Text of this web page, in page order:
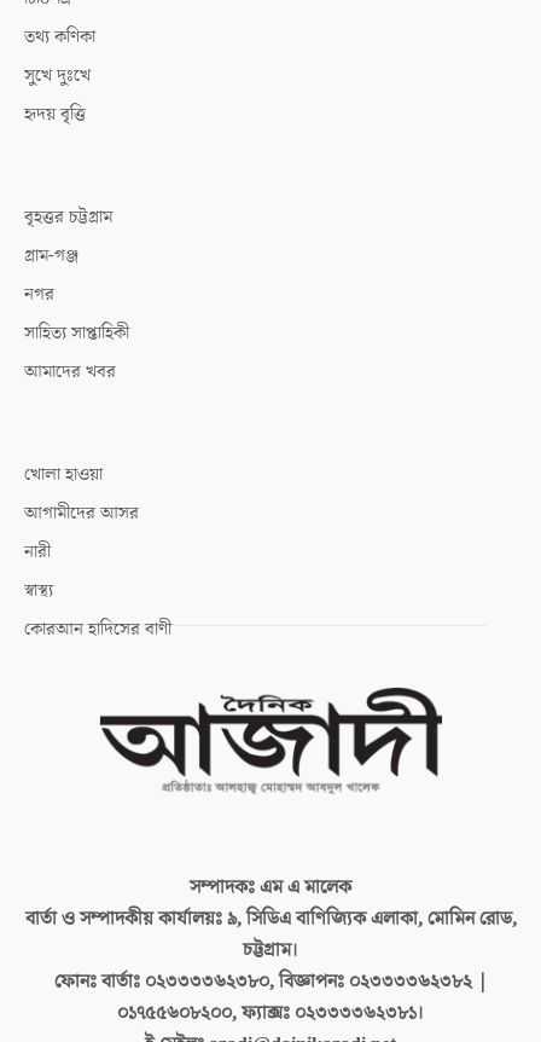
তথ্য কণিকা
সুখে দুঃখে
হৃদয় বৃত্তি
বৃহত্তর চট্টগ্রাম
গ্রাম-গঞ্জ
নগর
সাহিত্য সাপ্তাহিকী
আমাদের খবর
খোলা হাওয়া
আগামীদের আসর
নারী
স্বাস্থ্য
কোরআন হাদিসের বাণী
সম্পাদকঃএম এ মালেক
বার্তা ও সম্পাদকীয় কার্যালয়ঃ৯, সিডিএ বাণিজ্যিক এলাকা, মোমিন রোড,
চট্টগ্রাম।
ফোনঃ বার্তাঃ ০২৩৩৩৩৬২৩৮০, বিজ্ঞাপনঃ ০২৩৩৩৩৬২৩৮২ |
০১৭৫৫৬০৮২০০, ফ্যাক্সঃ ০২৩৩৩৩৬২৩৮১।